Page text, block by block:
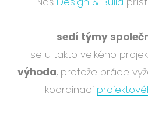
sedí týmy
se u takto velkého
výhoda, protože práce
koordinaci